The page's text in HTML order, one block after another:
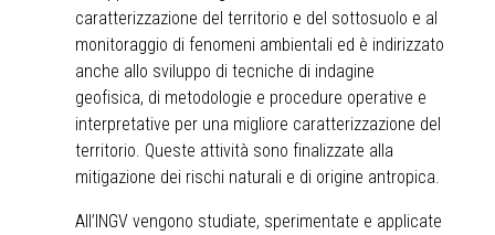
caratterizzazione del territorio e del sottosuolo e al
monitoraggio di fenomeni ambientali ed è indirizzato
anche allo sviluppo di tecniche di indagine
geofisica, di metodologie e procedure operative e
interpretative per una migliore caratterizzazione del
territorio. Queste attività sono finalizzate alla
mitigazione dei rischi naturali e di origine antropica.
All’INGV vengono studiate, sperimentate e applicate